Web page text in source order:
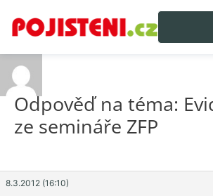
Odpověď na téma:
ze semináře ZFP
8.3.2012 (16:10)